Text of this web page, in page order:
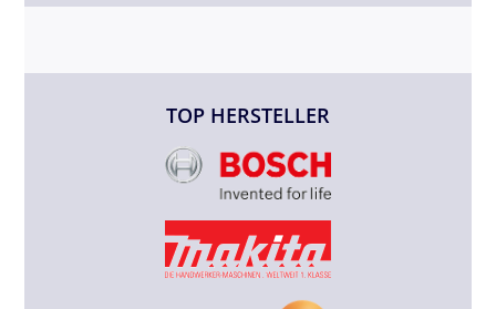
TOP HERSTELLER